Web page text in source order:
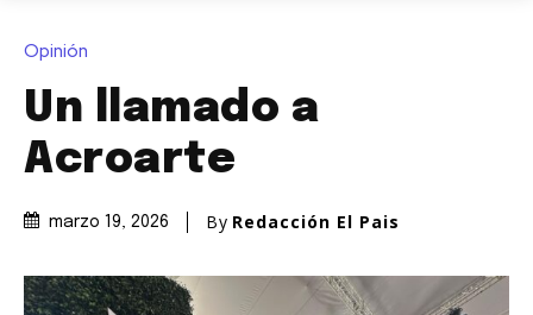
Opinión
Un llamado a
Acroarte
marzo 19, 2026 By Redacción El Pais